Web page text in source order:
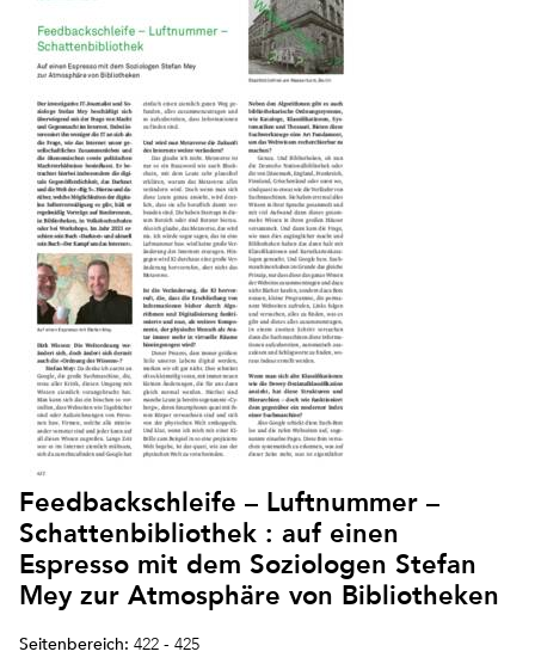
Feedbackschleife – Luftnummer –
Schattenbibliothek : auf einen
Espresso mit dem Soziologen Stefan
Mey zur Atmosphäre von Bibliotheken
Seitenbereich: 422 - 425